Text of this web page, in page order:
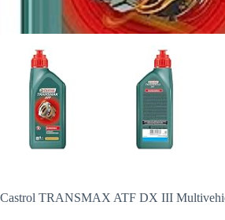
Castrol TRANSMAX ATF DX III